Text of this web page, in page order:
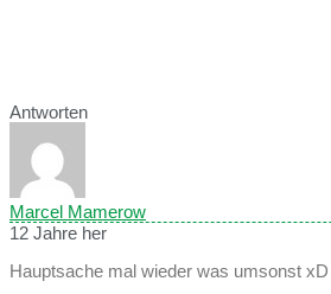
Antworten
Marcel Mamerow
12 Jahre her
Hauptsache mal wieder was umsonst xD